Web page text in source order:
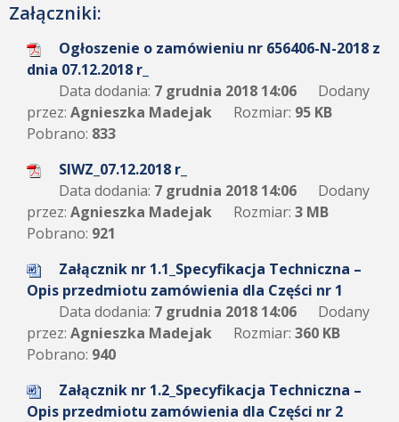
Załączniki:
Ogłoszenie o zamówieniu nr 656406-N-2018 z
dnia 07.12.2018 r_
Data dodania: 7 grudnia 2018 14:06
Dodany
przez: Agnieszka Madejak Rozmiar: 95 KB
Pobrano: 833
SIWZ_07.12.2018 r_
Data dodania: 7 grudnia 2018 14:06
Dodany
przez: Agnieszka Madejak Rozmiar: 3 MB
Pobrano: 921
Załącznik nr 1.1_Specyfikacja Techniczna –
Opis przedmiotu zamówienia dla Części nr 1
Data dodania: 7 grudnia 2018 14:06
Dodany
przez: Agnieszka Madejak Rozmiar: 360 KB
Pobrano: 940
Załącznik nr 1.2_Specyfikacja Techniczna –
Opis przedmiotu zamówienia dla Części nr 2